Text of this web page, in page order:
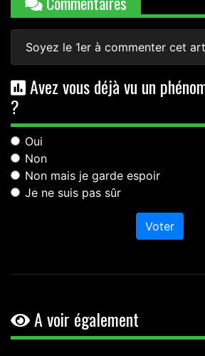
Soyez le 1er à commenter cet
Avez vous déjà vu un
?
Oui
Non
Non mais je garde espoir
Je ne suis pas sûr
Voter
A voir également